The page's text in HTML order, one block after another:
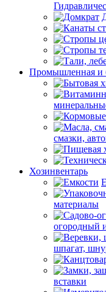
Промышленная и
смазки,
Хозинвентарь
материалы
огородный
шпагат,
вставки